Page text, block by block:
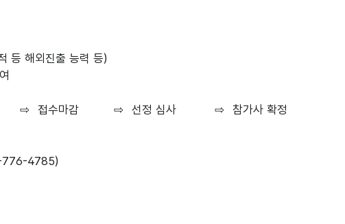
등 해외진출 능력 등)
⇨ 접수마감 ⇨ 선정 심사 ⇨ 참가사 확정
4785)